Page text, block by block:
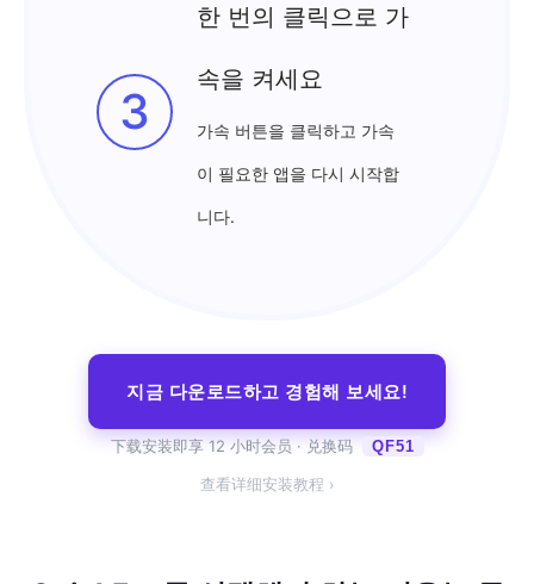
3
한 번의 클릭으로 가
속을 켜세요
가속 버튼을 클릭하고 가속
이 필요한 앱을 다시 시작합
니다.
지금 다운로드하고 경험해 보세요!
下载安装即享 12 小时会员 · 兑换码 QF51
查看详细安装教程 ›